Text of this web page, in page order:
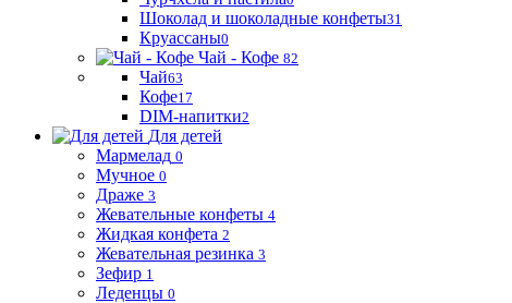
Шоколад и шоколадные конфеты31
Круассаны0
Чай - Кофе 82
Чай63
Кофе17
DIM-напитки2
Для детей
Мармелад 0
Мучное 0
Драже 3
Жевательные конфеты 4
Жидкая конфета 2
Жевательная резинка 3
Зефир 1
Леденцы 0